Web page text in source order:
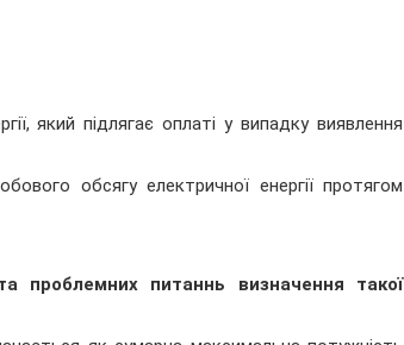
який підлягає оплаті у випадку виявлення
обсягу електричної енергії протягом
проблемних питаннь визначення такої